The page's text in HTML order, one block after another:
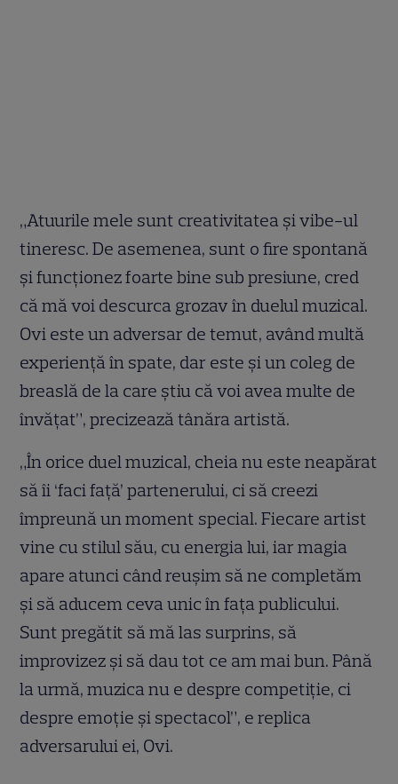
„Atuurile mele sunt creativitatea şi vibe-ul
tineresc. De asemenea, sunt o fire spontană
şi funcţionez foarte bine sub presiune, cred
că mă voi descurca grozav în duelul muzical.
Ovi este un adversar de temut, având multă
experienţă în spate, dar este şi un coleg de
breaslă de la care ştiu că voi avea multe de
învăţat”, precizează tânăra artistă.
„În orice duel muzical, cheia nu este neapărat
să îi ‘faci față’ partenerului, ci să creezi
împreună un moment special. Fiecare artist
vine cu stilul său, cu energia lui, iar magia
apare atunci când reușim să ne completăm
și să aducem ceva unic în fața publicului.
Sunt pregătit să mă las surprins, să
improvizez și să dau tot ce am mai bun. Până
la urmă, muzica nu e despre competiție, ci
despre emoție și spectacol”, e replica
adversarului ei, Ovi.